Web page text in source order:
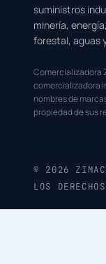
suministros
minería,
forestal, aguas
Comercializadora
comercializadora
nombres de
propiedad de sus
© 2026
LOS